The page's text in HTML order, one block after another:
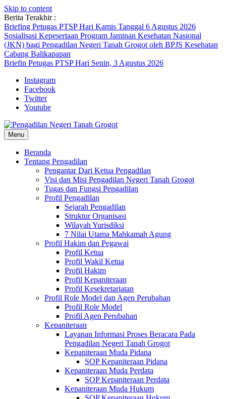
Skip to content
Berita Terakhir :
Briefing Petugas PTSP Hari Kamis Tanggal 6 Agustus 2026
Sosialisasi Kepesertaan Program Jaminan Kesehatan Nasional
(JKN) bagi Pengadilan Negeri Tanah Grogot oleh BPJS Kesehatan
Cabang Balikapapan
Briefin Petugas PTSP Hari Senin, 3 Agustus 2026
Instagram
Facebook
Twitter
Youtube
Menu
Beranda
Tentang Pengadilan
Pengantar Dari Ketua Pengadilan
Visi dan Misi Pengadilan Negeri Tanah Grogot
Tugas dan Fungsi Pengadilan
Profil Pengadilan
Sejarah Pengadilan
Struktur Organisasi
Wilayah Yurisdiksi
7 Nilai Utama Mahkamah Agung
Profil Hakim dan Pegawai
Profil Ketua
Profil Wakil Ketua
Profil Hakim
Profil Kepaniteraan
Profil Kesekretariatan
Profil Role Model dan Agen Perubahan
Profil Role Model
Profil Agen Perubahan
Kepaniteraan
Layanan Informasi Proses Beracara Pada
Pengadilan Negeri Tanah Grogot
Kepaniteraan Muda Pidana
SOP Kepaniteraan Pidana
Kepaniteraan Muda Perdata
SOP Kepaniteraan Perdata
Kepaniteraan Muda Hukum